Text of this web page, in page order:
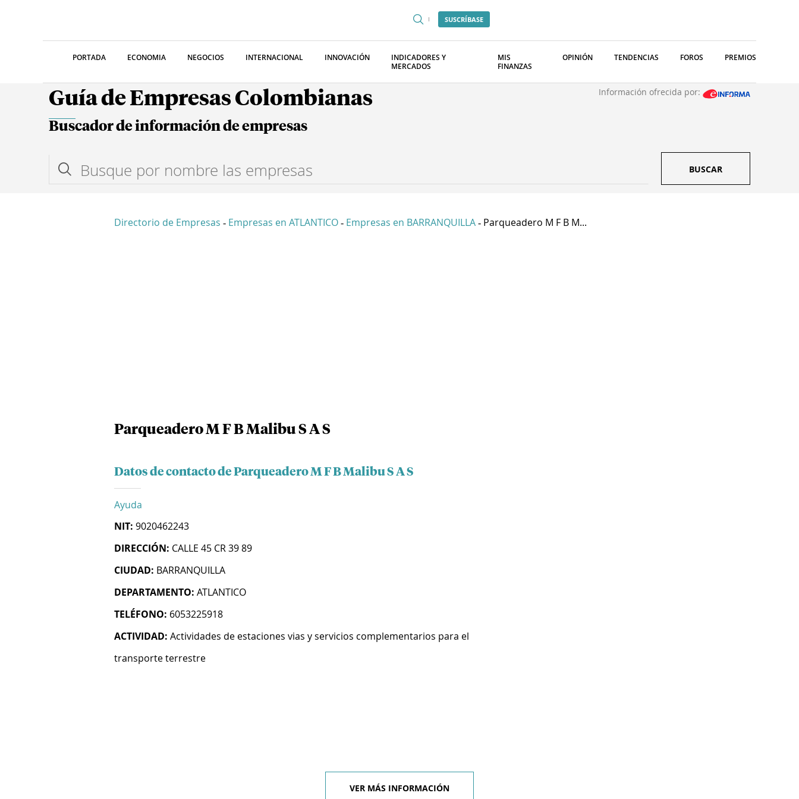
SUSCRÍBASE
PORTADA ECONOMIA NEGOCIOS INTERNACIONAL INNOVACIÓN
INDICADORES Y
MERCADOS
MIS
FINANZAS
OPINIÓN TENDENCIAS FOROS PREMIOS
Guía de Empresas Colombianas Información ofrecida por:
Buscador de información de empresas
BUSCAR
Directorio de Empresas - Empresas en ATLANTICO - Empresas en BARRANQUILLA - Parqueadero M F B M...
Parqueadero M F B Malibu S A S
Datos de contacto de Parqueadero M F B Malibu S A S
Ayuda
NIT: 9020462243
DIRECCIÓN: CALLE 45 CR 39 89
CIUDAD: BARRANQUILLA
DEPARTAMENTO: ATLANTICO
TELÉFONO: 6053225918
ACTIVIDAD: Actividades de estaciones vias y servicios complementarios para el
transporte terrestre
VER MÁS INFORMACIÓN